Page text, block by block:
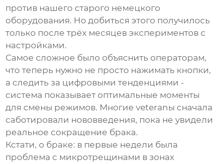
против нашего старого немецкого
оборудования. Но добиться этого получилось
только после трёх месяцев экспериментов с
настройками.
Самое сложное было объяснить операторам,
что теперь нужно не просто нажимать кнопки,
а следить за цифровыми тенденциями -
система показывает оптимальные моменты
для смены режимов. Многие veteranы сначала
саботировали нововведения, пока не увидели
реальное сокращение брака.
Кстати, о браке: в первые недели была
проблема с микротрещинами в зонах